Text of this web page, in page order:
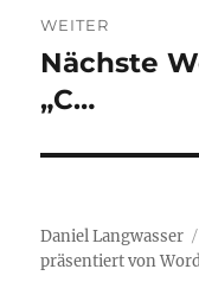
WEITER
Nächster
Beitrag:
Nächste
„C…
Daniel Langwasser
präsentiert von